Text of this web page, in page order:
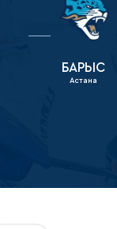
БАРЫС
Астана